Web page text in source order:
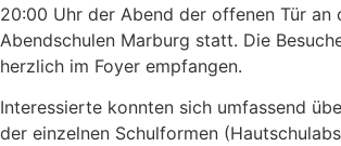
20:00 Uhr der Abend der offenen Tür an
Abendschulen Marburg statt. Die
herzlich im Foyer empfangen.
Interessierte konnten sich umfassend
der einzelnen Schulformen